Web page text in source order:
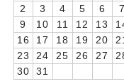
卒業記念品
音声入りフォトフレ
音声入りフォトフレ
2
3 4 5 6 7
9
10 11 12 13
16
17 18 19 20
23
24 25 26 27
30
31